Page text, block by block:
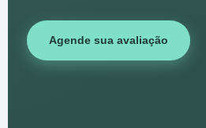
Agende sua avaliação